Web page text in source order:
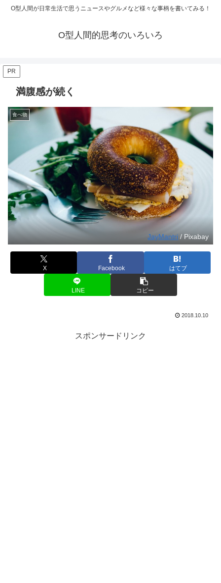
O型人間が日常生活で思うニュースやグルメなど様々な事柄を書いてみる！
O型人間的思考のいろいろ
PR
満腹感が続く
食べ物
JayMantri / Pixabay
X Facebook はてブ
LINE コピー
2018.10.10
スポンサードリンク